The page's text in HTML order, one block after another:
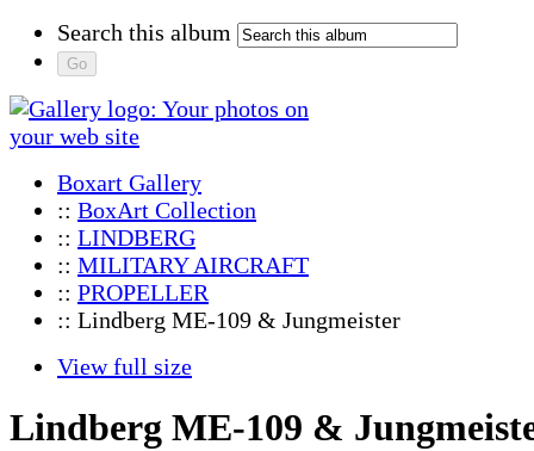
Search this album
Boxart Gallery
:: BoxArt Collection
:: LINDBERG
:: MILITARY AIRCRAFT
:: PROPELLER
:: Lindberg ME-109 & Jungmeister
View full size
Lindberg ME-109 &